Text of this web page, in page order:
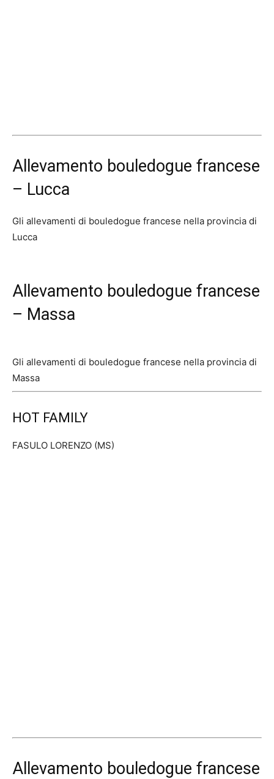
Allevamento bouledogue francese
– Lucca
Gli allevamenti di bouledogue francese nella provincia di
Lucca
Allevamento bouledogue francese
– Massa
Gli allevamenti di bouledogue francese nella provincia di
Massa
HOT FAMILY
FASULO LORENZO (MS)
Allevamento bouledogue francese